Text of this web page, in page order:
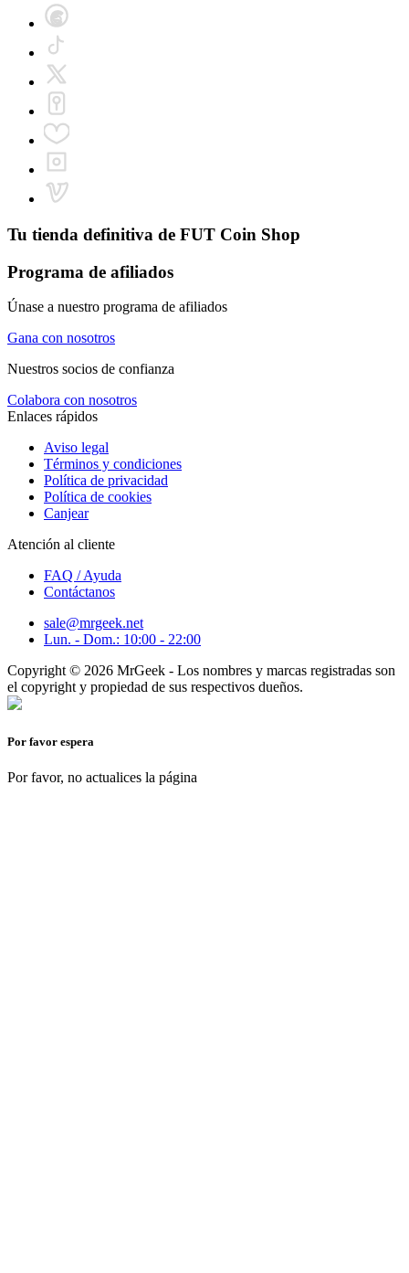
Tu tienda definitiva de FUT Coin Shop
Programa de afiliados
Únase a nuestro programa de afiliados
Gana con nosotros
Nuestros socios de confianza
Colabora con nosotros
Enlaces rápidos
Aviso legal
Términos y condiciones
Política de privacidad
Política de cookies
Canjear
Atención al cliente
FAQ / Ayuda
Contáctanos
sale@mrgeek.net
Lun. - Dom.: 10:00 - 22:00
Copyright © 2026 MrGeek - Los nombres y marcas registradas son
el copyright y propiedad de sus respectivos dueños.
Por favor espera
Por favor, no actualices la página